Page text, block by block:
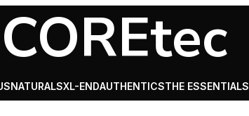
COREtec
NATURALSXL-ENDAUTHENTICSTHE ESSENTIALS